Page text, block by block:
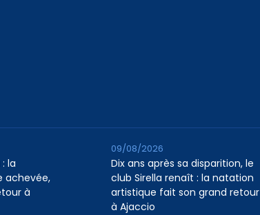
la
achevée,
à
Dix ans après sa disparition, le
club Sirella renaît : la natation
artistique fait son grand retour
à Ajaccio
09/08/2026